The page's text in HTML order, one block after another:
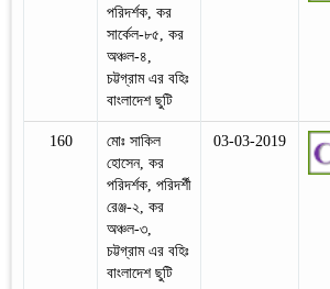
পরিদর্শক, কর
সার্কেল-৮৫, কর
অঞ্চল-৪,
চট্টগ্রাম এর বহিঃ
বাংলাদেশ ছুটি
160
মোঃ সাকিল
হোসেন, কর
পরিদর্শক, পরিদর্শী
রেঞ্জ-২, কর
অঞ্চল-৩,
চট্টগ্রাম এর বহিঃ
বাংলাদেশ ছুটি
03-03-2019